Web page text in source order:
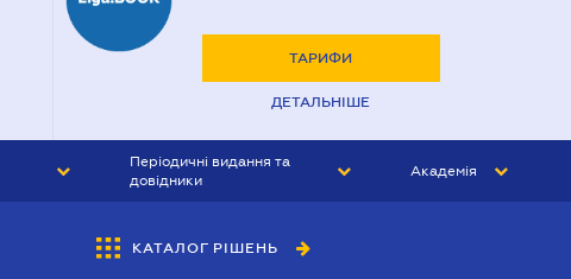
ТАРИФИ
ДЕТАЛЬНІШЕ
Періодичні видання та
довідники
БУХГАЛТЕР&ЗАКОН
Академія
КАТАЛОГ РІШЕНЬ